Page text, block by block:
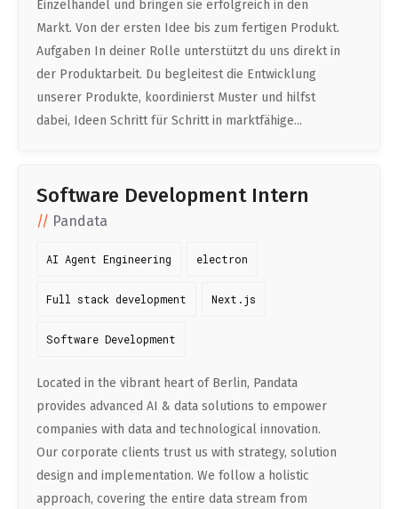
Einzelhandel und bringen sie erfolgreich in den
Markt. Von der ersten Idee bis zum fertigen Produkt.
Aufgaben In deiner Rolle unterstützt du uns direkt in
der Produktarbeit. Du begleitest die Entwicklung
unserer Produkte, koordinierst Muster und hilfst
dabei, Ideen Schritt für Schritt in marktfähige...
Software Development Intern
Pandata
AI Agent Engineering electron
Full stack development Next.js
Software Development
Located in the vibrant heart of Berlin, Pandata
provides advanced AI & data solutions to empower
companies with data and technological innovation.
Our corporate clients trust us with strategy, solution
design and implementation. We follow a holistic
approach, covering the entire data stream from